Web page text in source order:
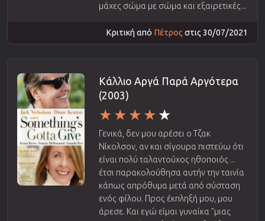
μάχες σώμα με σώμα και εξαιρετικές...
Κριτική από Πέτρος στις 30/07/2021
Κάλλιο Αργά Παρά Αργότερα
(2003)
Γενικά, δεν μου αρέσει ο Τζακ
Νίκολσον, αν και σίγουρα πιστεύω ότι
είναι πολύ ταλαντούχος ηθοποιός ...
έτσι παρακολούθησα αυτήν την ταινία
κάπως απρόθυμα μετά από σύσταση
ενός φίλου. Προς έκπληξή μου, μου
άρεσε. Και εγώ είμαι γυναίκα "μιας